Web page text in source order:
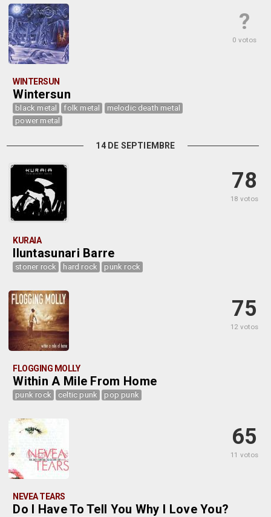
?
0 votos
WINTERSUN
Wintersun
black metal folk metal
melodic death metal
power metal
14 DE SEPTIEMBRE
78
18 votos
KURAIA
Iluntasunari Barre
stoner rock hard rock punk rock
75
12 votos
FLOGGING MOLLY
Within A Mile From Home
punk rock celtic punk pop punk
65
11 votos
NEVEA TEARS
Do I Have To Tell You Why I Love You?